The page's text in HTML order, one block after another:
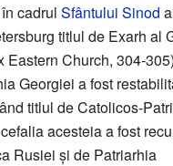
cadrul Sfântului Sinod
titlul de Exarh al
Eastern Church, 304-
Georgiei a fost
titlul de Catolicos-
acesteia a fost
Rusiei și de Patriarhia